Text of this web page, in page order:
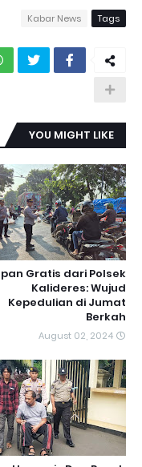
Tags
Kabar News
YOU MIGHT LIKE
Gratis dari Polsek
Kalideres: Wujud
Kepedulian di Jumat
Berkah
August 02, 2024